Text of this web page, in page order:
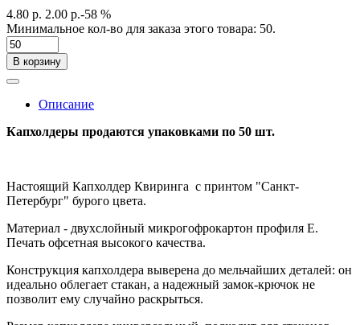
4.80 р. 2.00 р.-58 %
Минимальное кол-во для заказа этого товара: 50.
В корзину
Описание
Капхолдеры продаются упаковками по 50 шт.
Настоящий Капхолдер Квиринга с принтом "Санкт-
Петербург" бурого цвета.
Материал - двухслойный микрогофрокартон профиля Е.
Печать офсетная высокого качества.
Конструкция капхолдера выверена до мельчайших деталей: он
идеально облегает стакан, а надежный замок-крючок не
позволит ему случайно раскрыться.